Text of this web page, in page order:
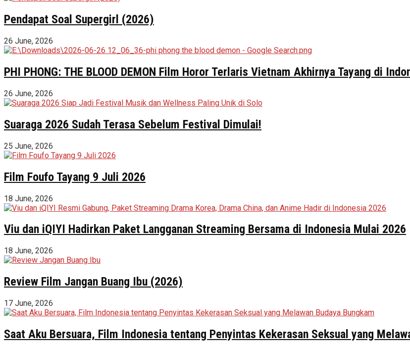
Pendapat Soal Supergirl (2026)
26 June, 2026
PHI PHONG: THE BLOOD DEMON Film Horor Terlaris Vietnam Akhirnya Tayang di
26 June, 2026
Suaraga 2026 Sudah Terasa Sebelum Festival Dimulai!
25 June, 2026
Film Foufo Tayang 9 Juli 2026
18 June, 2026
Viu dan iQIYI Hadirkan Paket Langganan Streaming Bersama di Indonesia Mulai 2026
18 June, 2026
Review Film Jangan Buang Ibu (2026)
17 June, 2026
Saat Aku Bersuara, Film Indonesia tentang Penyintas Kekerasan Seksual yang